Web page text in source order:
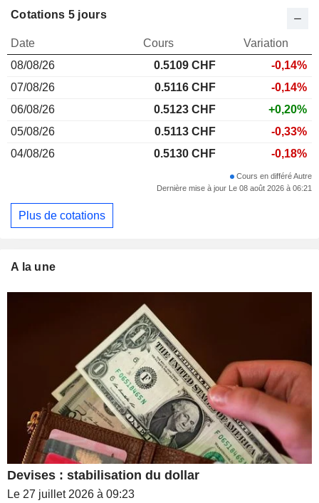
Cotations 5 jours
Date Cours
Variation
08/08/26
0.5109 CHF
-0,14%
07/08/26
0.5116 CHF
-0,14%
06/08/26
0.5123 CHF
+0,20%
05/08/26
0.5113 CHF
-0,33%
04/08/26
0.5130 CHF -0,18%
Cours en différé Autre
Dernière mise à jour Le 08 août 2026 à 06:21
Plus de cotations
A la une
Devises : stabilisation du dollar
Le 27 juillet 2026 à 09:23